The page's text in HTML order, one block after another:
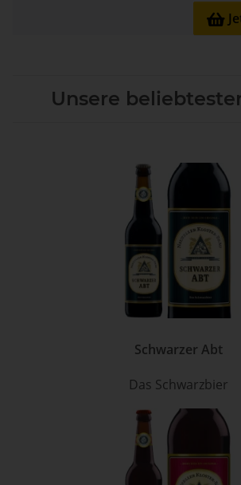

Unsere
Schwarzer Abt
Das Schwarzbier